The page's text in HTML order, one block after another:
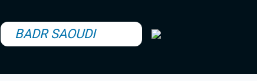
BADR SAOUDI